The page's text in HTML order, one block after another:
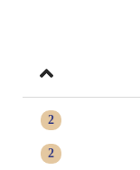
2
2